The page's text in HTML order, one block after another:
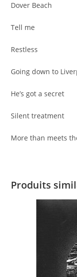
Dover Beach
Tell me
Restless
Going down to
He’s got a secret
Silent treatment
More than meets
Produits